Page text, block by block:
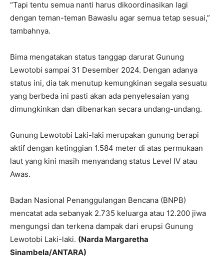
“Tapi tentu semua nanti harus dikoordinasikan lagi
dengan teman-teman Bawaslu agar semua tetap sesuai,”
tambahnya.
Bima mengatakan status tanggap darurat Gunung
Lewotobi sampai 31 Desember 2024. Dengan adanya
status ini, dia tak menutup kemungkinan segala sesuatu
yang berbeda ini pasti akan ada penyelesaian yang
dimungkinkan dan dibenarkan secara undang-undang.
Gunung Lewotobi Laki-laki merupakan gunung berapi
aktif dengan ketinggian 1.584 meter di atas permukaan
laut yang kini masih menyandang status Level IV atau
Awas.
Badan Nasional Penanggulangan Bencana (BNPB)
mencatat ada sebanyak 2.735 keluarga atau 12.200 jiwa
mengungsi dan terkena dampak dari erupsi Gunung
Lewotobi Laki-laki. (Narda Margaretha
Sinambela/ANTARA)